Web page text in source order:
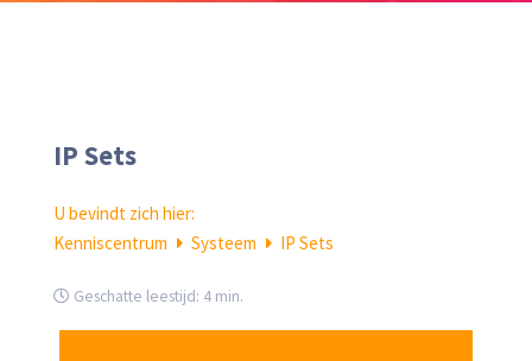
IP Sets
U bevindt zich hier:
Kenniscentrum
Systeem IP Sets
Geschatte leestijd: 4 min.